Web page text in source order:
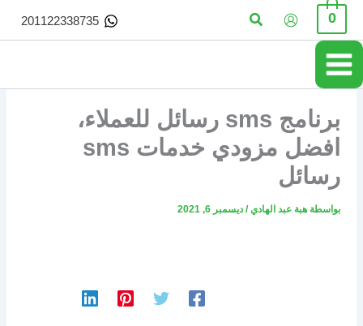
تخطي
المحتوى
0 البحث 201122338735
برنامج sms رسائل للعملاء،
افضل مزودي خدمات sms
رسائل
بواسطة هبة عبد الهادي/ ديسمبر 6, 2021